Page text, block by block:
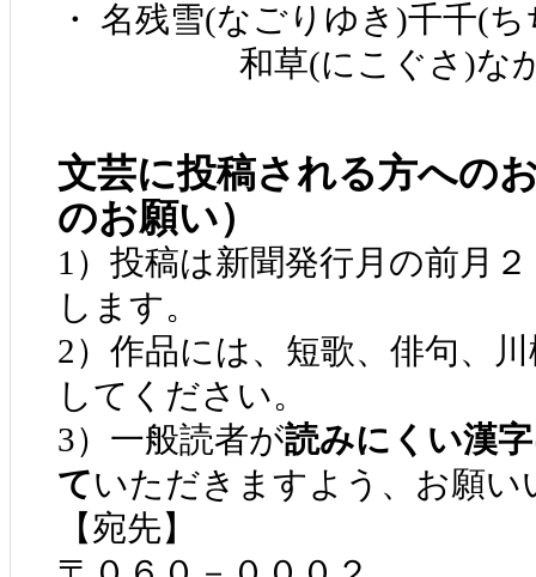
・ 名残雪(なごりゆき)千千(
和草(にこぐさ)なかに
文芸に投稿される方への
のお願い）
1）投稿は新聞発行月の前月
します。
2）作品には、短歌、俳句、
してください。
3）一般読者が読みにくい漢
ていただきますよう、お願い
【宛先】